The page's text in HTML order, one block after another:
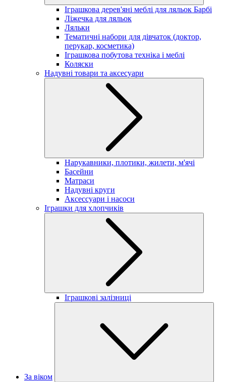
Іграшкова дерев'яні меблі для ляльок Барбі
Ліжечка для ляльок
Ляльки
Тематичні набори для дівчаток (доктор,
перукар, косметика)
Іграшкова побутова техніка і меблі
Коляски
Надувні товари та аксесуари
Нарукавники, плотики, жилети, м'ячі
Басейни
Матраси
Надувні круги
Аксессуари і насоси
Іграшки для хлопчиків
Іграшкові залізниці
За віком